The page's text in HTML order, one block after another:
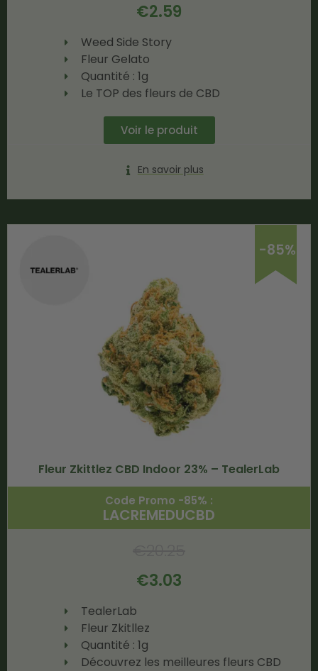
€2.59
Weed Side Story
Fleur Gelato
Quantité : 1g
Le TOP des fleurs de CBD
Voir le produit
En savoir plus
-85%
Fleur Zkittlez CBD Indoor 23% – TealerLab
Code Promo -85% :
LACREMEDUCBD
€3.03
TealerLab
Fleur Zkitllez
Quantité : 1g
Découvrez les meilleures fleurs CBD